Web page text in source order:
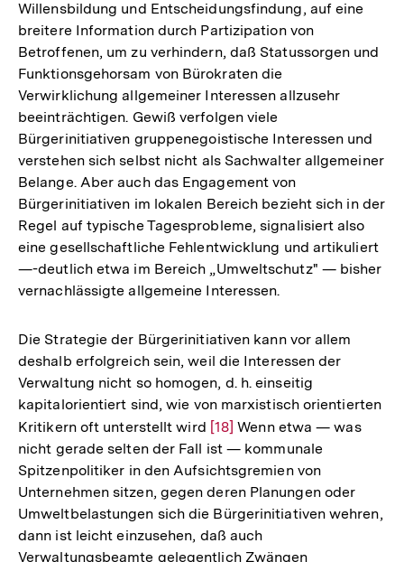
Willensbildung und Entscheidungsfindung, auf eine
breitere Information durch Partizipation von
Betroffenen, um zu verhindern, daß Statussorgen und
Funktionsgehorsam von Bürokraten die
Verwirklichung allgemeiner Interessen allzusehr
beeinträchtigen. Gewiß verfolgen viele
Bürgerinitiativen gruppenegoistische Interessen und
verstehen sich selbst nicht als Sachwalter allgemeiner
Belange. Aber auch das Engagement von
Bürgerinitiativen im lokalen Bereich bezieht sich in der
Regel auf typische Tagesprobleme, signalisiert also
eine gesellschaftliche Fehlentwicklung und artikuliert
—-deutlich etwa im Bereich „Umweltschutz" — bisher
vernachlässigte allgemeine Interessen.
Die Strategie der Bürgerinitiativen kann vor allem
deshalb erfolgreich sein, weil die Interessen der
Verwaltung nicht so homogen, d. h. einseitig
kapitalorientiert sind, wie von marxistisch orientierten
Kritikern oft unterstellt wird Zur
Auflösung
der
Fußnote
[18] Wenn etwa — was
nicht gerade selten der Fall ist — kommunale
Spitzenpolitiker in den Aufsichtsgremien von
Unternehmen sitzen, gegen deren Planungen oder
Umweltbelastungen sich die Bürgerinitiativen wehren,
dann ist leicht einzusehen, daß auch
Verwaltungsbeamte gelegentlich Zwängen